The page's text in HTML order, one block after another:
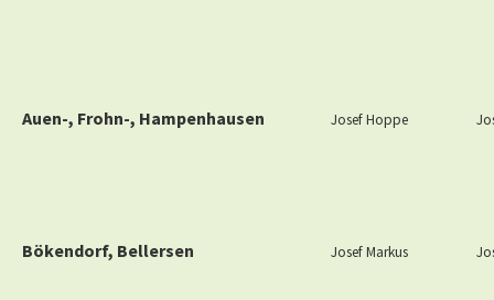
Auen-, Frohn-, Hampenhausen Josef Hoppe
Bökendorf, Bellersen Josef Markus